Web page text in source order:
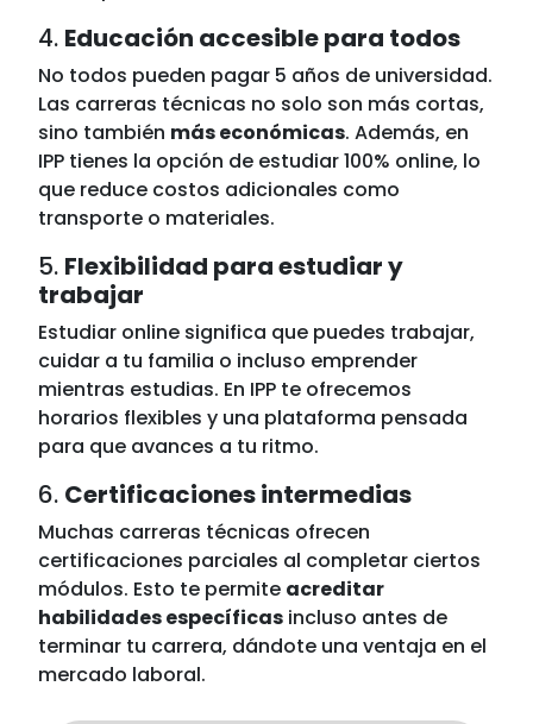
4. Educación accesible para todos
No todos pueden pagar 5 años de universidad.
Las carreras técnicas no solo son más cortas,
sino también más económicas. Además, en
IPP tienes la opción de estudiar 100% online, lo
que reduce costos adicionales como
transporte o materiales.
5. Flexibilidad para estudiar y
trabajar
Estudiar online significa que puedes trabajar,
cuidar a tu familia o incluso emprender
mientras estudias. En IPP te ofrecemos
horarios flexibles y una plataforma pensada
para que avances a tu ritmo.
6. Certificaciones intermedias
Muchas carreras técnicas ofrecen
certificaciones parciales al completar ciertos
módulos. Esto te permite acreditar
habilidades específicas incluso antes de
terminar tu carrera, dándote una ventaja en el
mercado laboral.